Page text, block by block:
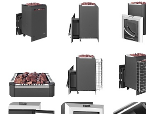
Для хаммама
Ароматы
Душевые поддоны и системы слива